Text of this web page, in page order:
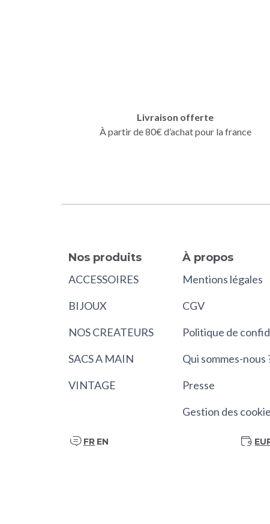
Livraison offerte
À partir de 80€ d’achat pour la france
Nos produits
ACCESSOIRES
BIJOUX
NOS CREATEURS
SACS A MAIN
VINTAGE
À propos
Mentions légales
CGV
Politique de
Qui sommes-nous
Presse
Gestion des
FR EN